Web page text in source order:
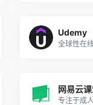
Udemy
网易云